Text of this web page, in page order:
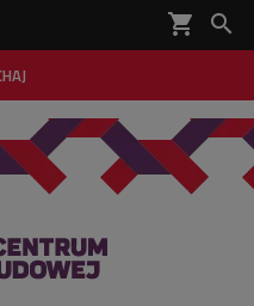
shopping_cart 
